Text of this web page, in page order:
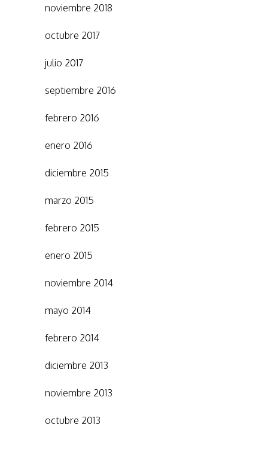
noviembre 2018
octubre 2017
julio 2017
septiembre 2016
febrero 2016
enero 2016
diciembre 2015
marzo 2015
febrero 2015
enero 2015
noviembre 2014
mayo 2014
febrero 2014
diciembre 2013
noviembre 2013
octubre 2013